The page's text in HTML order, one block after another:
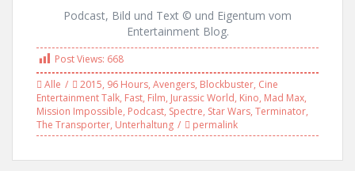
Podcast, Bild und Text © und Eigentum vom
Entertainment Blog.
Post Views: 668
Alle
2015, 96 Hours, Avengers, Blockbuster, Cine
Entertainment Talk, Fast, Film, Jurassic World, Kino, Mad Max,
Mission Impossible, Podcast, Spectre, Star Wars, Terminator,
The Transporter, Unterhaltung permalink